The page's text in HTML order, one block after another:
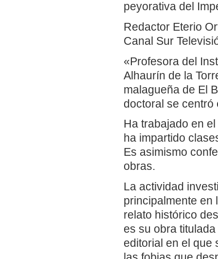
peyorativa del
Redactor Eterio
Canal Sur
«Profesora del
Alhaurín de la
malagueña de El
doctoral se centró
Ha trabajado en
ha impartido
Es asimismo
obras.
La actividad
principalmente en
relato histórico
es su obra titulada
editorial en el que